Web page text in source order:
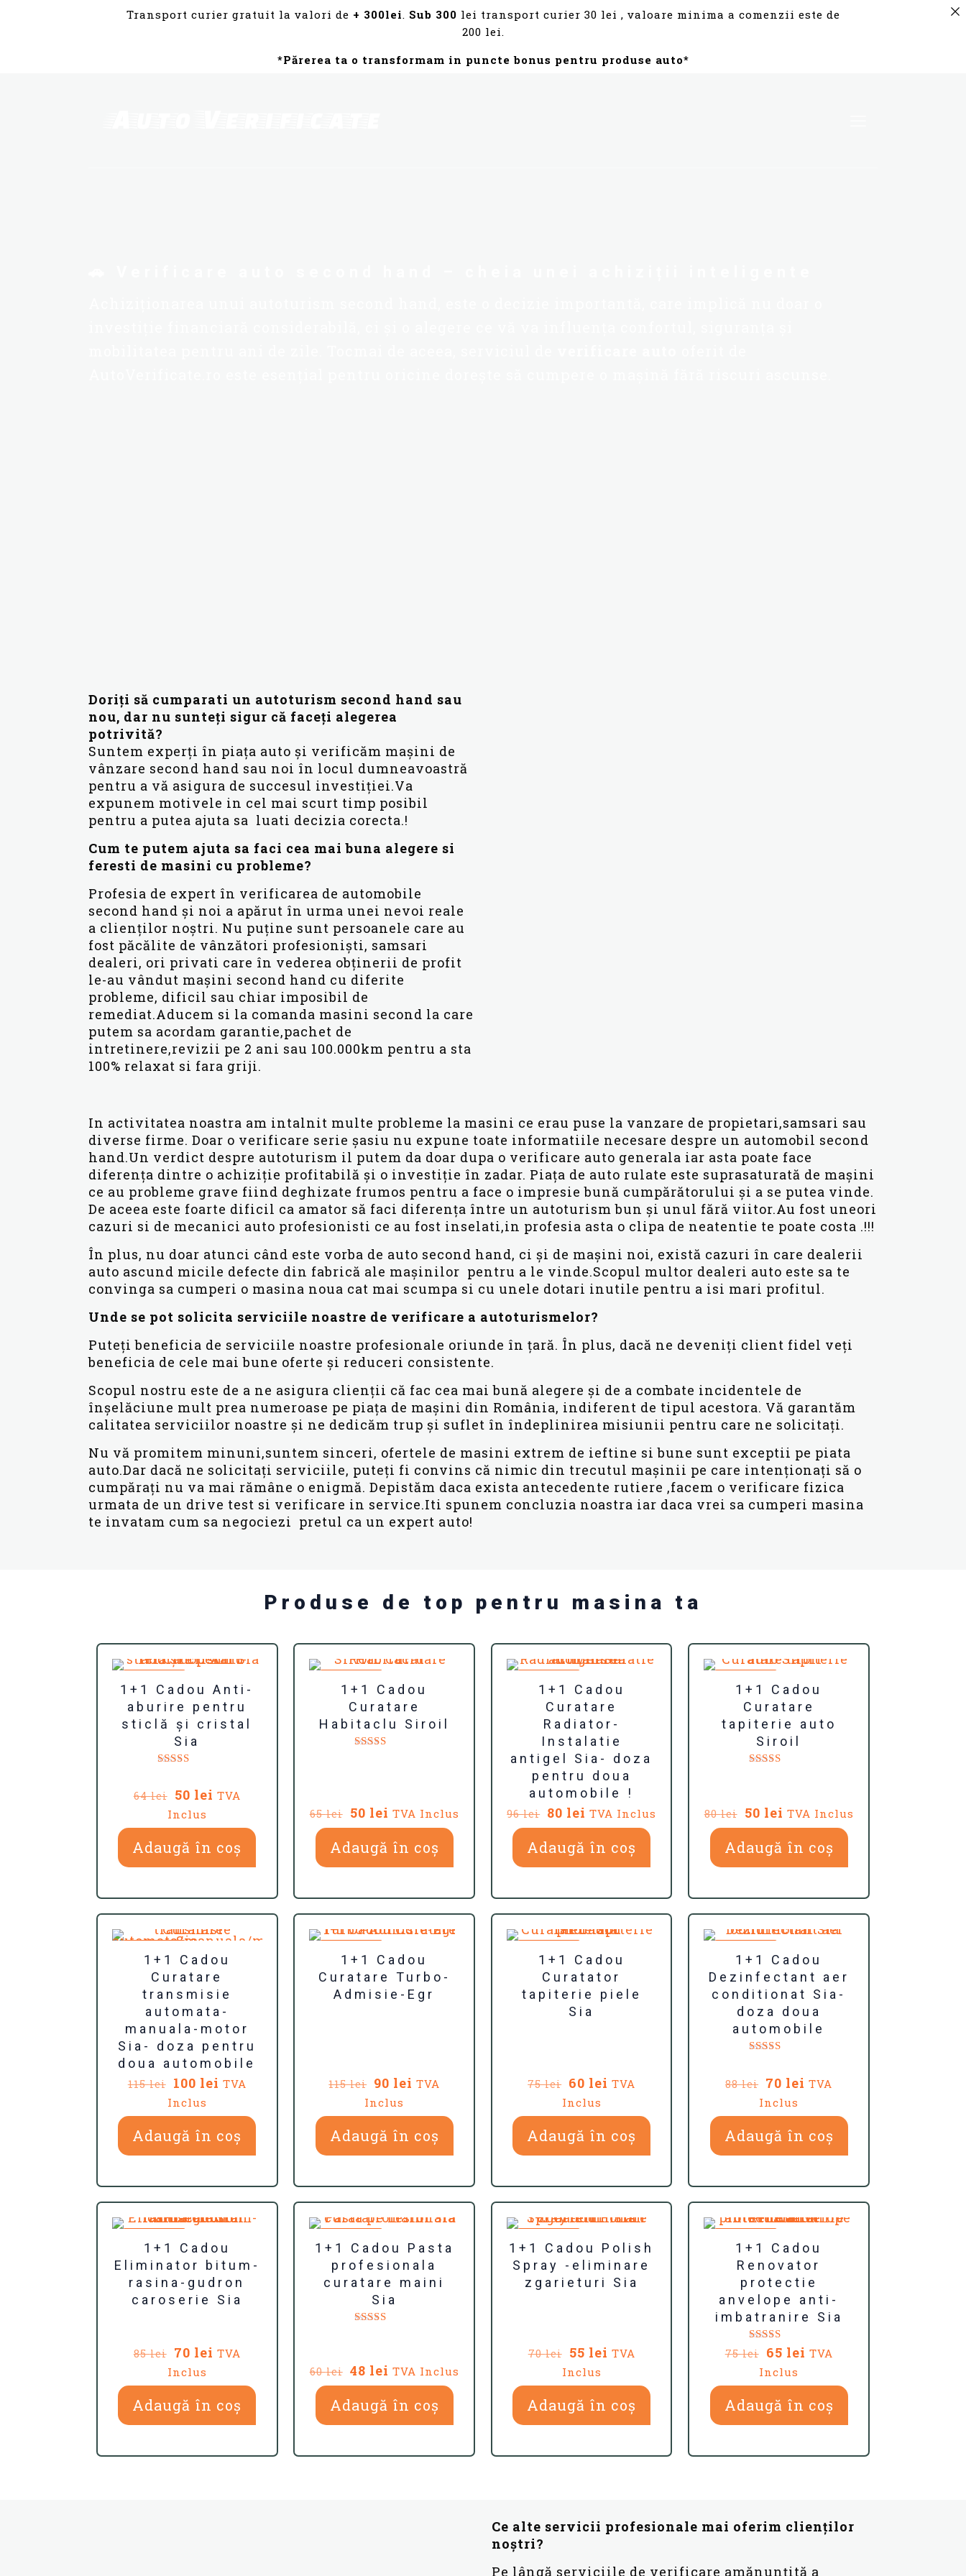
Transport curier gratuit la valori de + 300lei. Sub 300 lei transport curier 30 lei , valoare minima a comenzii este de
200 lei.
*Părerea ta o transformam in puncte bonus pentru produse auto*
Doriți să cumparati un autoturism second hand sau
nou, dar nu sunteți sigur că faceți alegerea
potrivită?
Suntem experți în piața auto și verificăm mașini de
vânzare second hand sau noi în locul dumneavoastră
pentru a vă asigura de succesul investiției.Va
expunem motivele in cel mai scurt timp posibil
pentru a putea ajuta sa luati decizia corecta.!
Cum te putem ajuta sa faci cea mai buna alegere si
feresti de masini cu probleme?
Profesia de expert în verificarea de automobile
second hand și noi a apărut în urma unei nevoi reale
a clienților noștri. Nu puține sunt persoanele care au
fost păcălite de vânzători profesioniști, samsari
dealeri, ori privati care în vederea obținerii de profit
le-au vândut mașini second hand cu diferite
probleme, dificil sau chiar imposibil de
remediat.Aducem si la comanda masini second la care
putem sa acordam garantie,pachet de
intretinere,revizii pe 2 ani sau 100.000km pentru a sta
100% relaxat si fara griji.
In activitatea noastra am intalnit multe probleme la masini ce erau puse la vanzare de propietari,samsari sau
diverse firme. Doar o verificare serie șasiu nu expune toate informatiile necesare despre un automobil second
hand.Un verdict despre autoturism il putem da doar dupa o verificare auto generala iar asta poate face
diferența dintre o achiziție profitabilă și o investiție în zadar. Piața de auto rulate este suprasaturată de mașini
ce au probleme grave fiind deghizate frumos pentru a face o impresie bună cumpărătorului și a se putea vinde.
De aceea este foarte dificil ca amator să faci diferența între un autoturism bun și unul fără viitor.Au fost uneori
cazuri si de mecanici auto profesionisti ce au fost inselati,in profesia asta o clipa de neatentie te poate costa .!!!
În plus, nu doar atunci când este vorba de auto second hand, ci și de mașini noi, există cazuri în care dealerii
auto ascund micile defecte din fabrică ale mașinilor pentru a le vinde.Scopul multor dealeri auto este sa te
convinga sa cumperi o masina noua cat mai scumpa si cu unele dotari inutile pentru a isi mari profitul.
Unde se pot solicita serviciile noastre de verificare a autoturismelor?
Puteți beneficia de serviciile noastre profesionale oriunde în țară. În plus, dacă ne deveniți client fidel veți
beneficia de cele mai bune oferte și reduceri consistente.
Scopul nostru este de a ne asigura clienții că fac cea mai bună alegere și de a combate incidentele de
înșelăciune mult prea numeroase pe piața de mașini din România, indiferent de tipul acestora. Vă garantăm
calitatea serviciilor noastre și ne dedicăm trup și suflet în îndeplinirea misiunii pentru care ne solicitați.
Nu vă promitem minuni,suntem sinceri, ofertele de masini extrem de ieftine si bune sunt exceptii pe piata
auto.Dar dacă ne solicitați serviciile, puteți fi convins că nimic din trecutul mașinii pe care intenționați să o
cumpărați nu va mai rămâne o enigmă. Depistăm daca exista antecedente rutiere ,facem o verificare fizica
urmata de un drive test si verificare in service.Iti spunem concluzia noastra iar daca vrei sa cumperi masina
te invatam cum sa negociezi pretul ca un expert auto!
Produse de top pentru masina ta
1+1 Cadou Anti-
aburire pentru
sticlă și cristal
Sia
din 5
64lei Prețul
inițial
a
fost:
64 lei.
50 lei Prețul
este:
50 lei.
TVA
Inclus
Adaugă în coș
1+1 Cadou
Curatare
Habitaclu Siroil
65lei Prețul
inițial
a
fost:
50 lei Prețul
curent
este:
50 lei.
TVA Inclus
Adaugă în coș
1+1 Cadou
Curatare
Radiator-
Instalatie
antigel Sia- doza
pentru doua
automobile !
96lei Prețul
inițial
a
fost:
80 lei Prețul
curent
este:
80 lei.
TVA Inclus
Adaugă în coș
1+1 Cadou
Curatare
tapiterie auto
Siroil
80lei Prețul
inițial
a
fost:
50 lei Prețul
curent
este:
50 lei.
TVA Inclus
Adaugă în coș
1+1 Cadou
Curatare
transmisie
automata-
manuala-motor
Sia- doza pentru
doua automobile
115lei Prețul
inițial
a
fost:
115 lei.
100 lei Prețul
este:
100 lei.
TVA
Inclus
Adaugă în coș
1+1 Cadou
Curatare Turbo-
Admisie-Egr
115lei Prețul
inițial
a
fost:
115 lei.
90 lei Prețul
este:
90 lei.
TVA
Inclus
Adaugă în coș
1+1 Cadou
Curatator
tapiterie piele
Sia
75lei Prețul
inițial
a
fost:
75 lei.
60 lei Prețul
este:
60 lei.
TVA
Inclus
Adaugă în coș
1+1 Cadou
Dezinfectant aer
conditionat Sia-
doza doua
automobile
din 5
88lei Prețul
inițial
a
fost:
88 lei.
70 lei Prețul
este:
70 lei.
TVA
Inclus
Adaugă în coș
1+1 Cadou
Eliminator bitum-
rasina-gudron
caroserie Sia
85lei Prețul
inițial
a
fost:
85 lei.
70 lei Prețul
este:
70 lei.
TVA
Inclus
Adaugă în coș
1+1 Cadou Pasta
profesionala
curatare maini
Sia
60lei Prețul
inițial
a
fost:
48 lei Prețul
curent
este:
48 lei.
TVA Inclus
Adaugă în coș
1+1 Cadou Polish
Spray -eliminare
zgarieturi Sia
70lei Prețul
inițial
a
fost:
70 lei.
55 lei Prețul
este:
55 lei.
TVA
Inclus
Adaugă în coș
1+1 Cadou
Renovator
protectie
anvelope anti-
imbatranire Sia
Evaluat la
5.00
din 5
75lei Prețul
inițial
a
fost:
75 lei.
65 lei Prețul
este:
65 lei.
TVA
Inclus
Adaugă în coș
Ce alte servicii profesionale mai oferim clienților
noștri?
Pe lângă serviciile de verificare amănunțită a